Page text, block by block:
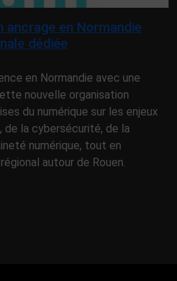
en Normandie
dédiée
en Normandie avec une
nouvelle organisation
du numérique sur les enjeux
de la cybersécurité, de la
numérique, tout en
autour de Rouen.